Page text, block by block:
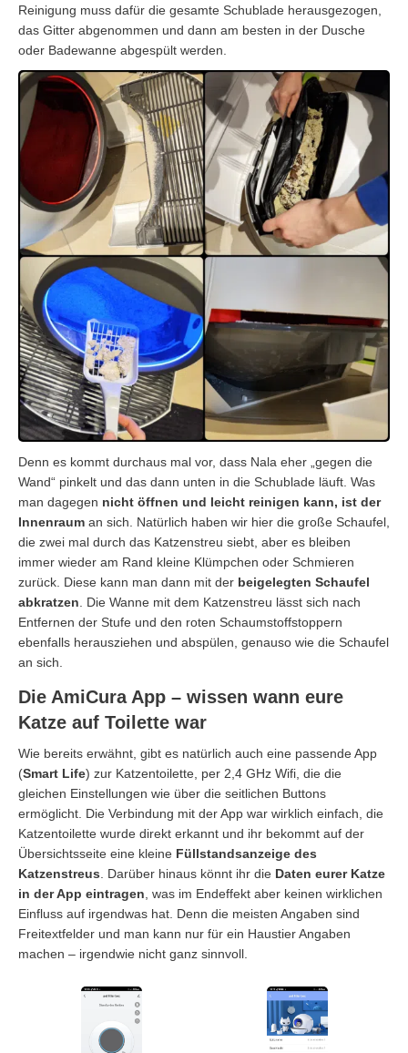
Reinigung muss dafür die gesamte Schublade herausgezogen,
das Gitter abgenommen und dann am besten in der Dusche
oder Badewanne abgespült werden.
Denn es kommt durchaus mal vor, dass Nala eher „gegen die
Wand“ pinkelt und das dann unten in die Schublade läuft. Was
man dagegen nicht öffnen und leicht reinigen kann, ist der
Innenraum an sich. Natürlich haben wir hier die große Schaufel,
die zwei mal durch das Katzenstreu siebt, aber es bleiben
immer wieder am Rand kleine Klümpchen oder Schmieren
zurück. Diese kann man dann mit der beigelegten Schaufel
abkratzen . Die Wanne mit dem Katzenstreu lässt sich nach
Entfernen der Stufe und den roten Schaumstoffstoppern
ebenfalls herausziehen und abspülen, genauso wie die Schaufel
an sich.
Die AmiCura App – wissen wann eure
Katze auf Toilette war
Wie bereits erwähnt, gibt es natürlich auch eine passende App
(Smart Life) zur Katzentoilette, per 2,4 GHz Wifi, die die
gleichen Einstellungen wie über die seitlichen Buttons
ermöglicht. Die Verbindung mit der App war wirklich einfach, die
Katzentoilette wurde direkt erkannt und ihr bekommt auf der
Übersichtsseite eine kleine Füllstandsanzeige des
Katzenstreus . Darüber hinaus könnt ihr die Daten eurer Katze
in der App eintragen , was im Endeffekt aber keinen wirklichen
Einfluss auf irgendwas hat. Denn die meisten Angaben sind
Freitextfelder und man kann nur für ein Haustier Angaben
machen – irgendwie nicht ganz sinnvoll.